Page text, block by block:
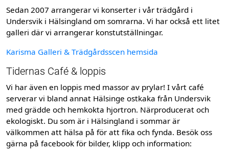
Sedan 2007 arrangerar vi konserter i vår trädgård i
Undersvik i Hälsingland om somrarna. Vi har också ett litet
galleri där vi arrangerar konstutställningar.
Karisma Galleri & Trädgårdsscen hemsida
Tidernas Café & loppis
Vi har även en loppis med massor av prylar! I vårt café
serverar vi bland annat Hälsinge ostkaka från Undersvik
med grädde och hemkokta hjortron. Närproducerat och
ekologiskt. Du som är i Hälsingland i sommar är
välkommen att hälsa på för att fika och fynda. Besök oss
gärna på facebook för bilder, klipp och information: